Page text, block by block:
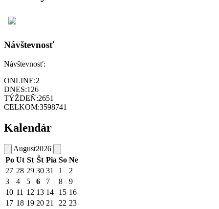
Návštevnosť
Návštevnosť:
ONLINE:2
DNES:126
TÝŽDEŇ:2651
CELKOM:3598741
Kalendár
August2026
Po Ut St Št Pia So Ne
27 28 29 30 31 1
2
3
4 5 6 7 8
9
10 11 12 13 14 15 16
17 18 19 20 21 22 23